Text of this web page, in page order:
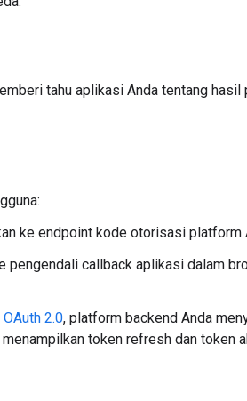
tahu aplikasi Anda tentang
ke endpoint kode otorisasi platform
pengendali callback aplikasi dalam
2.0, platform backend Anda
menampilkan token refresh dan token